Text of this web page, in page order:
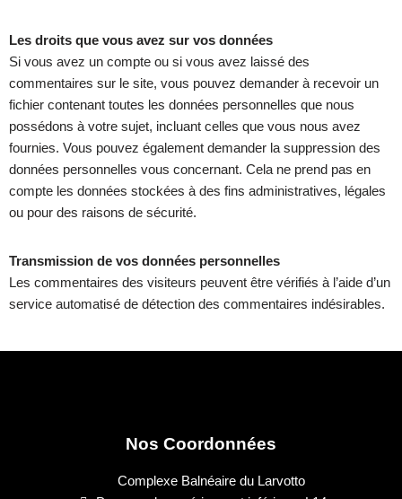
Les droits que vous avez sur vos données
Si vous avez un compte ou si vous avez laissé des
commentaires sur le site, vous pouvez demander à recevoir un
fichier contenant toutes les données personnelles que nous
possédons à votre sujet, incluant celles que vous nous avez
fournies. Vous pouvez également demander la suppression des
données personnelles vous concernant. Cela ne prend pas en
compte les données stockées à des fins administratives, légales
ou pour des raisons de sécurité.
Transmission de vos données personnelles
Les commentaires des visiteurs peuvent être vérifiés à l’aide d’un
service automatisé de détection des commentaires indésirables.
Nos Coordonnées
Complexe Balnéaire du Larvotto